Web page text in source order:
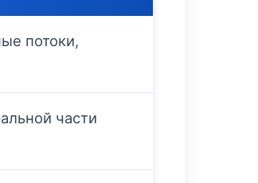
потоки,
части